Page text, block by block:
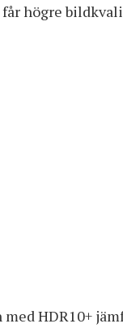
högre
med HDR10+